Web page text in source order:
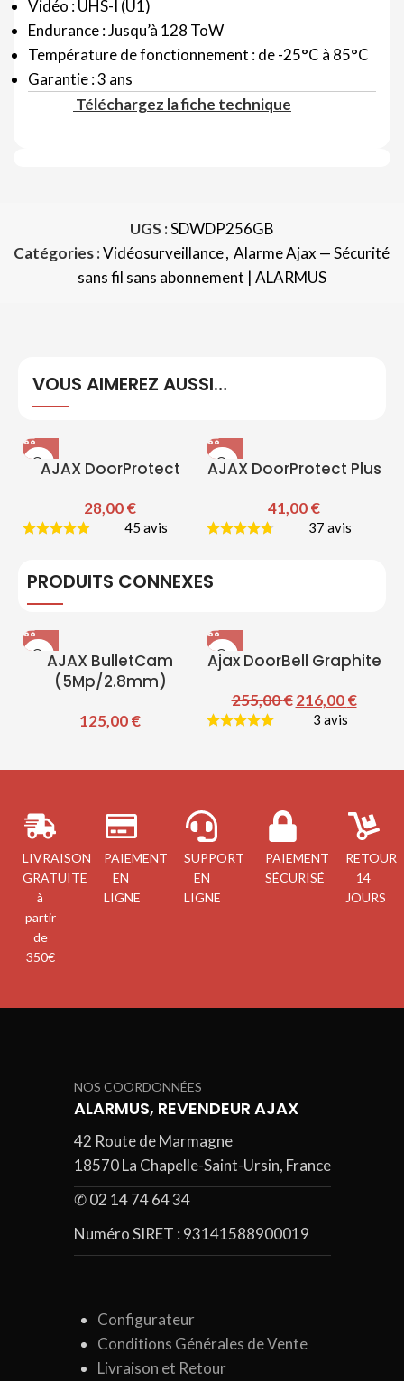
Vidéo : UHS-I (U1)
Endurance : Jusqu’à 128 ToW
Température de fonctionnement : de -25°C à 85°C
Garantie : 3 ans
Téléchargez la fiche technique
UGS :SDWDP256GB
Catégories :Vidéosurveillance, Alarme Ajax — Sécurité
sans fil sans abonnement | ALARMUS
VOUS AIMEREZ AUSSI…
AJAX DoorProtect
28,00€
45 avis
AJAX DoorProtect Plus
41,00€
37 avis
PRODUITS CONNEXES
AJAX BulletCam
(5Mp/2.8mm)
125,00€
-15%
Ajax DoorBell Graphite
255,00€ 216,00€
3 avis
LIVRAISON
GRATUITE
à
partir
de
350€
PAIEMENT
EN
LIGNE
SUPPORT
EN
LIGNE
PAIEMENT
SÉCURISÉ
RETOUR
14
JOURS
NOS COORDONNÉES
ALARMUS, REVENDEUR AJAX
42 Route de Marmagne
18570 La Chapelle-Saint-Ursin, France
✆ 02 14 74 64 34
Numéro SIRET : 93141588900019
Configurateur
Conditions Générales de Vente
Livraison et Retour